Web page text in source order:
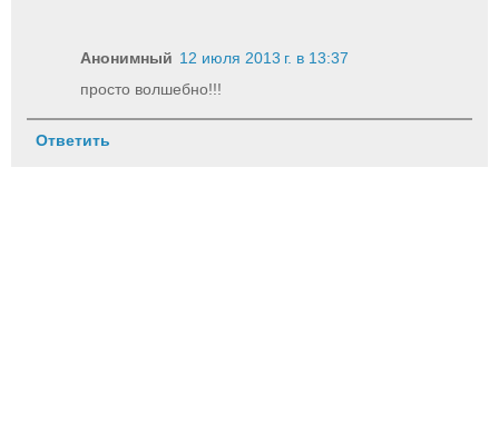
Анонимный 12 июля 2013 г. в 13:37
просто волшебно!!!
Ответить